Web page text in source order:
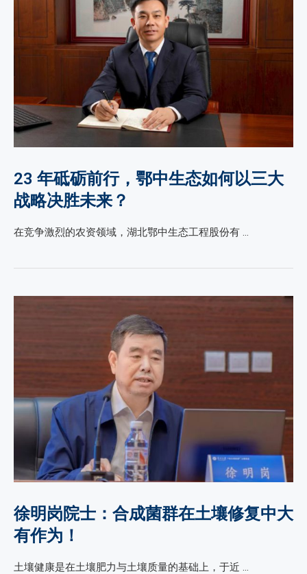
23 年砥砺前行，鄂中生态如何以三大
战略决胜未来？
在竞争激烈的农资领域，湖北鄂中生态工程股份有 …
徐明岗院士：​合成菌群在土壤修复中大
有作为！
土壤健康是在土壤肥力与土壤质量的基础上，于近 …